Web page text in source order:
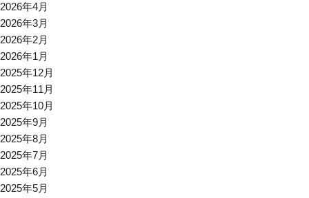
2026年4月
2026年3月
2026年2月
2026年1月
2025年12月
2025年11月
2025年10月
2025年9月
2025年8月
2025年7月
2025年6月
2025年5月